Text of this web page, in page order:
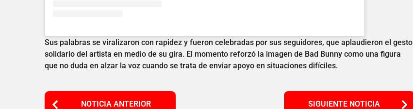
Sus palabras se viralizaron con rapidez y fueron celebradas por sus seguidores, que aplaudieron el gesto
solidario del artista en medio de su gira. El momento reforzó la imagen de Bad Bunny como una figura
que no duda en alzar la voz cuando se trata de enviar apoyo en situaciones difíciles.
P
NOTICIA ANTERIOR SIGUIENTE NOTICIA